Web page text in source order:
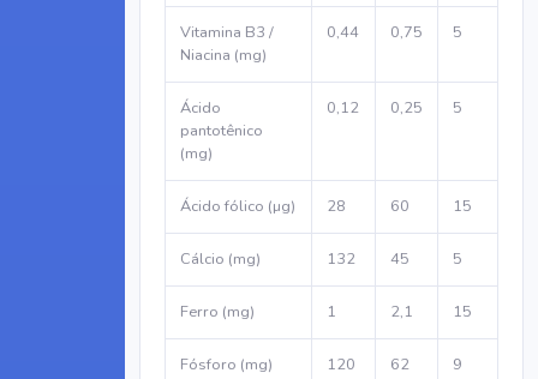
Vitamina B3 /
Niacina (mg)
0,44 0,75 5
Ácido
pantotênico
(mg)
0,12 0,25 5
Ácido fólico (µg) 28 60 15
Cálcio (mg) 132 45 5
Ferro (mg) 1 2,1 15
Fósforo (mg) 120 62 9